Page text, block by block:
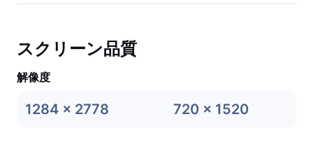
スクリーン品質
解像度
1284 x 2778 720 x 1520